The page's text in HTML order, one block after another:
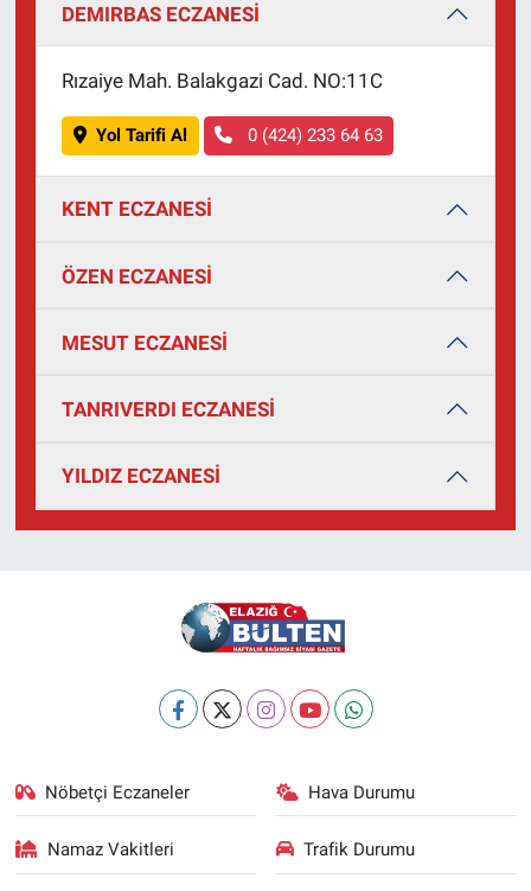
DEMIRBAS ECZANESİ
Rızaiye Mah. Balakgazi Cad. NO:11C
Yol Tarifi Al 0 (424) 233 64 63
KENT ECZANESİ
ÖZEN ECZANESİ
MESUT ECZANESİ
TANRIVERDI ECZANESİ
YILDIZ ECZANESİ
Nöbetçi Eczaneler Hava Durumu
Namaz Vakitleri Trafik Durumu